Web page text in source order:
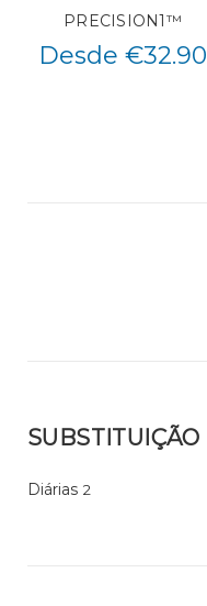
PRECISION1™
Desde €32.90
SUBSTITUIÇÃO
Diárias 2